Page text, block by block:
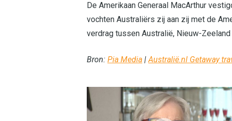
De Amerikaan Generaal MacArthur
vochten Australiërs zij aan zij met de
verdrag tussen Australië, Nieuw-
Bron: Pia Media |Australië.nl Getaway